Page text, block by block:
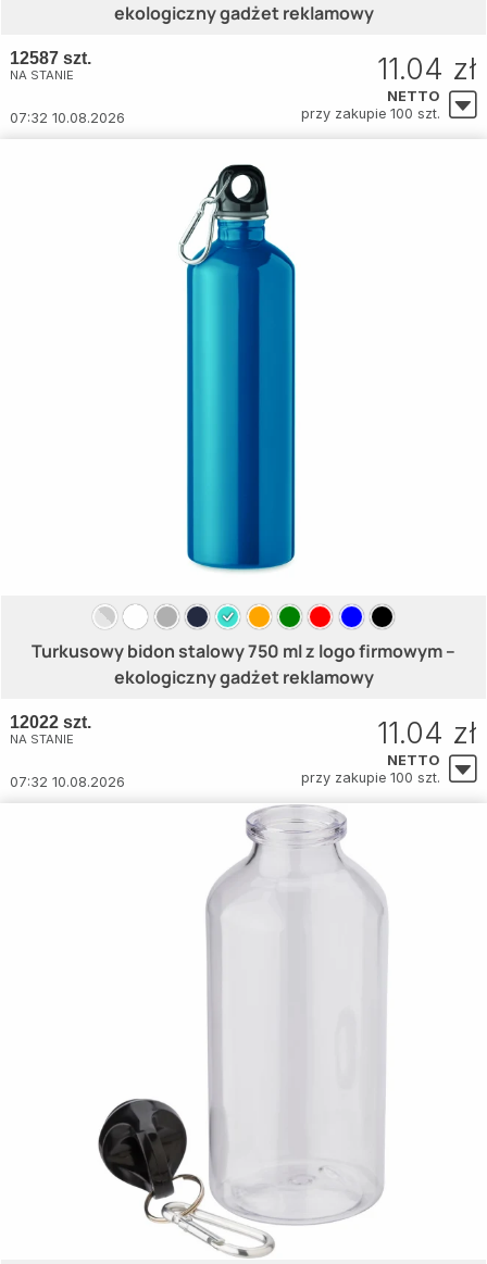
ekologiczny gadżet reklamowy
12587 szt.
NA STANIE
07:32 10.08.2026
11.04 zł
NETTO
przy zakupie 100 szt.
Turkusowy bidon stalowy 750 ml z logo firmowym –
ekologiczny gadżet reklamowy
12022 szt.
NA STANIE
07:32 10.08.2026
11.04 zł
NETTO
przy zakupie 100 szt.